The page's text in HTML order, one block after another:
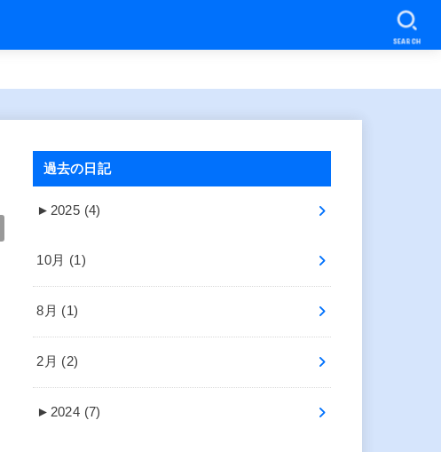
SEARCH
過去の日記
► 2025 (4)
10月 (1)
8月 (1)
2月 (2)
► 2024 (7)